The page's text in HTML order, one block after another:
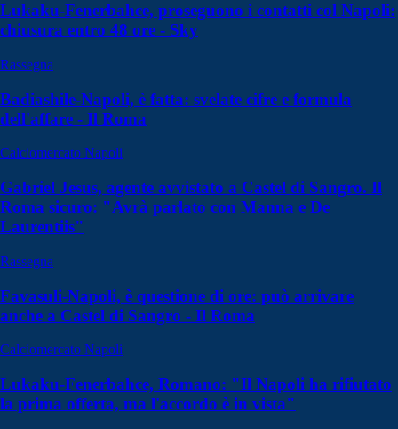
Lukaku-Fenerbahce, proseguono i contatti col Napoli:
chiusura entro 48 ore - Sky
Rassegna
Badiashile-Napoli, è fatta: svelate cifre e formula
dell'affare - Il Roma
Calciomercato Napoli
Gabriel Jesus, agente avvistato a Castel di Sangro. Il
Roma sicuro: "Avrà parlato con Manna e De
Laurentiis"
Rassegna
Favasuli-Napoli, è questione di ore: può arrivare
anche a Castel di Sangro - Il Roma
Calciomercato Napoli
Lukaku-Fenerbahce, Romano: "Il Napoli ha rifiutato
la prima offerta, ma l'accordo è in vista"